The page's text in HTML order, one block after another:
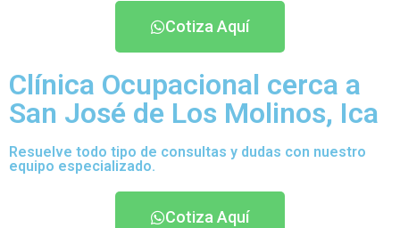
Cotiza Aquí
Clínica Ocupacional cerca a
San José de Los Molinos, Ica
Resuelve todo tipo de consultas y dudas con nuestro
equipo especializado.
Cotiza Aquí